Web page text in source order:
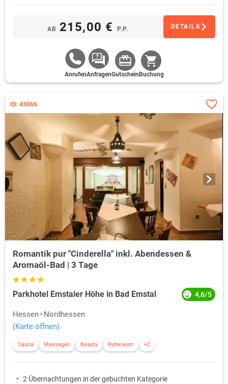
AB 215,00 € P.P. DETAILS
AnrufenAnfragenGutschein Buchung
ID: 43066
Romantik pur "Cinderella" inkl. Abendessen &
Aromaöl-Bad | 3 Tage
Parkhotel Emstaler Höhe in Bad Emstal 4,6/5
Hessen
Nordhessen
(Karte öffnen)
Sauna Massagen Beauty Ruheraum +2
2 Übernachtungen in der gebuchten Kategorie